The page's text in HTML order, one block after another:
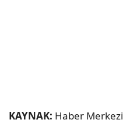
KAYNAK: Haber Merkezi